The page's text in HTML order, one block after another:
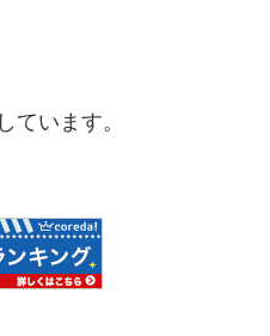
ています。